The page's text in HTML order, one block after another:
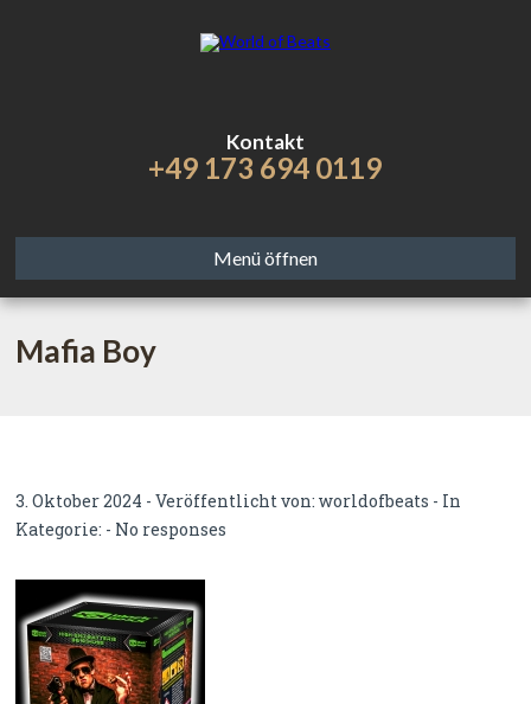
Kontakt
+49 173 694 0119
Menü öffnen
Mafia Boy
3. Oktober 2024 - Veröffentlicht von:worldofbeats - In
Kategorie: - No responses